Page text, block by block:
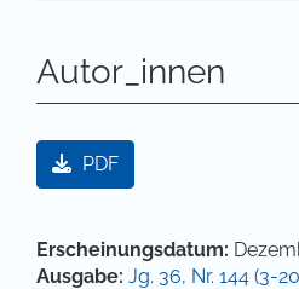
Autor_innen
Artikel-Sidebar
PDF
Hauptsächlicher
Artikel-Details
Erscheinungsdatum:
Ausgabe: Jg. 36, Nr. 144 (3-